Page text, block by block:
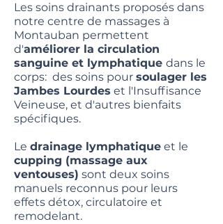
Les soins drainants proposés dans
notre centre de massages à
Montauban permettent
d'améliorer la circulation
sanguine et lymphatique dans le
corps: des soins pour soulager les
Jambes Lourdes et l'Insuffisance
Veineuse, et d'autres bienfaits
spécifiques.
Le drainage lymphatique et le
cupping (massage aux
ventouses) sont deux soins
manuels reconnus pour leurs
effets détox, circulatoire et
remodelant.